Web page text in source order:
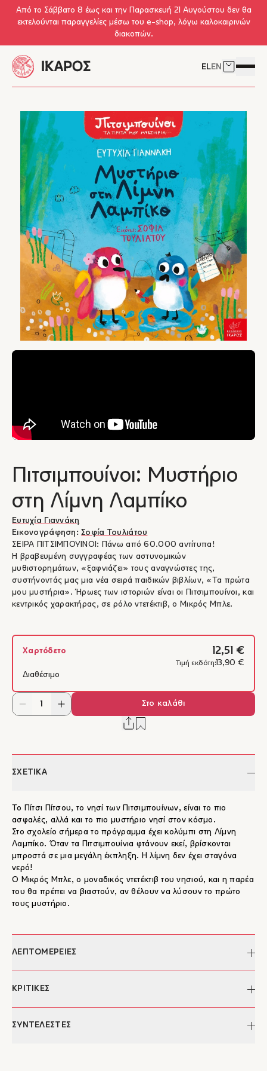
Skip to main content
Από το Σάββατο 8 έως και την Παρασκευή 21 Αυγούστου δεν θα
εκτελούνται παραγγελίες μέσω του e-shop, λόγω καλοκαιρινών
διακοπών.
ELEN Δείτε το
Πιτσιμπουίνοι: Μυστήριο
στη Λίμνη Λαμπίκο
Ευτυχία Γιαννάκη
Εικονογράφηση:Σοφία Τουλιάτου
ΣΕΙΡΑ ΠΙΤΣΙΜΠΟΥΙΝΟΙ: Πάνω από 60.000 αντίτυπα!
Η βραβευμένη συγγραφέας των αστυνομικών
μυθιστορημάτων, «ξαφνιάζει» τους αναγνώστες της,
συστήνοντάς μας μια νέα σειρά παιδικών βιβλίων, «Τα πρώτα
μου μυστήρια». Ήρωες των ιστοριών είναι οι Πιτσιμπουίνοι, και
κεντρικός χαρακτήρας, σε ρόλο ντετέκτιβ, ο Μικρός Μπλε.
Χαρτόδετο 12,51 €
Τιμή εκδότη: 13,90 €
Διαθέσιμο
Στο καλάθι
ΣΧΕΤΙΚΑ
Το Πίτσι Πίτσου, το νησί των Πιτσιμπουίνων, είναι το πιο
ασφαλές, αλλά και το πιο μυστήριο νησί στον κόσμο.
Στο σχολείο σήμερα το πρόγραμμα έχει κολύμπι στη ­Λίμνη
Λαμπίκο. Όταν τα Πιτσιμπουίνια φτάνουν εκεί, βρίσκονται
μπροστά σε μια μεγάλη έκπληξη. Η λίμνη δεν έχει σταγόνα
νερό!
Ο Μικρός Μπλε, ο μοναδικός ντετέκτιβ του νησιού, και η παρέα
του θα πρέπει να βιαστούν, αν θέλουν να λύσουν το πρώτο
τους μυστήριο.
ΛΕΠΤΟΜΕΡΕΙΕΣ
Συγγραφέας:
Σελίδες:
ΚΡΙΤΙΚΕΣ
"...Μια ιστορία πανέξυπνη, ευφυέστατη και πολύ πολύ
ΣΥΝΤΕΛΕΣΤΕΣ